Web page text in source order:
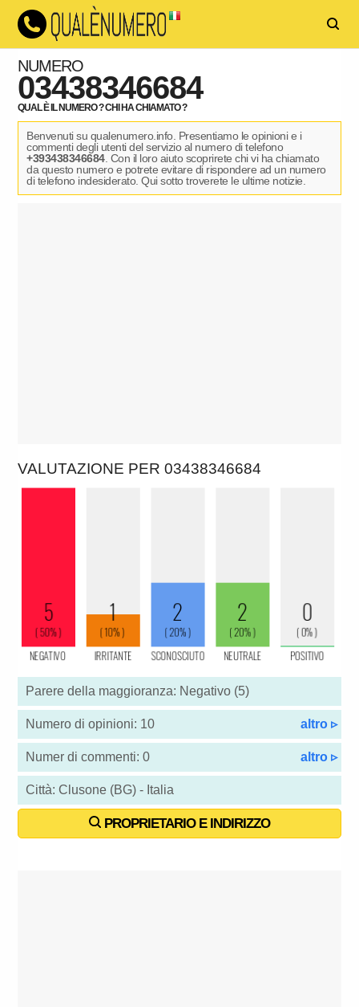
NUMERO
03438346684
QUAL È IL NUMERO ? CHI HA CHIAMATO ?
Benvenuti su qualenumero.info. Presentiamo le opinioni e i
commenti degli utenti del servizio al numero di telefono
+393438346684. Con il loro aiuto scoprirete chi vi ha chiamato
da questo numero e potrete evitare di rispondere ad un numero
di telefono indesiderato. Qui sotto troverete le ultime notizie.
VALUTAZIONE PER 03438346684
Parere della maggioranza: Negativo (5)
Numero di opinioni: 10 altro ▹
Numer di commenti: 0 altro ▹
Città: Clusone (BG) - Italia
PROPRIETARIO E INDIRIZZO